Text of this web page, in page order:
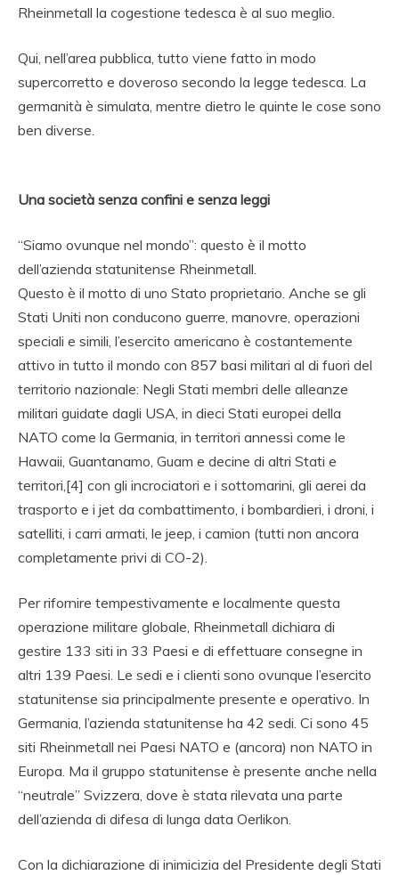
Rheinmetall la cogestione tedesca è al suo meglio.
Qui, nell’area pubblica, tutto viene fatto in modo
supercorretto e doveroso secondo la legge tedesca. La
germanità è simulata, mentre dietro le quinte le cose sono
ben diverse.
Una società senza confini e senza leggi
“Siamo ovunque nel mondo”: questo è il motto
dell’azienda statunitense Rheinmetall.
Questo è il motto di uno Stato proprietario. Anche se gli
Stati Uniti non conducono guerre, manovre, operazioni
speciali e simili, l’esercito americano è costantemente
attivo in tutto il mondo con 857 basi militari al di fuori del
territorio nazionale: Negli Stati membri delle alleanze
militari guidate dagli USA, in dieci Stati europei della
NATO come la Germania, in territori annessi come le
Hawaii, Guantanamo, Guam e decine di altri Stati e
territori,[4] con gli incrociatori e i sottomarini, gli aerei da
trasporto e i jet da combattimento, i bombardieri, i droni, i
satelliti, i carri armati, le jeep, i camion (tutti non ancora
completamente privi di CO-2).
Per rifornire tempestivamente e localmente questa
operazione militare globale, Rheinmetall dichiara di
gestire 133 siti in 33 Paesi e di effettuare consegne in
altri 139 Paesi. Le sedi e i clienti sono ovunque l’esercito
statunitense sia principalmente presente e operativo. In
Germania, l’azienda statunitense ha 42 sedi. Ci sono 45
siti Rheinmetall nei Paesi NATO e (ancora) non NATO in
Europa. Ma il gruppo statunitense è presente anche nella
“neutrale” Svizzera, dove è stata rilevata una parte
dell’azienda di difesa di lunga data Oerlikon.
Con la dichiarazione di inimicizia del Presidente degli Stati